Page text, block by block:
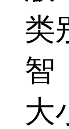
类
智
大